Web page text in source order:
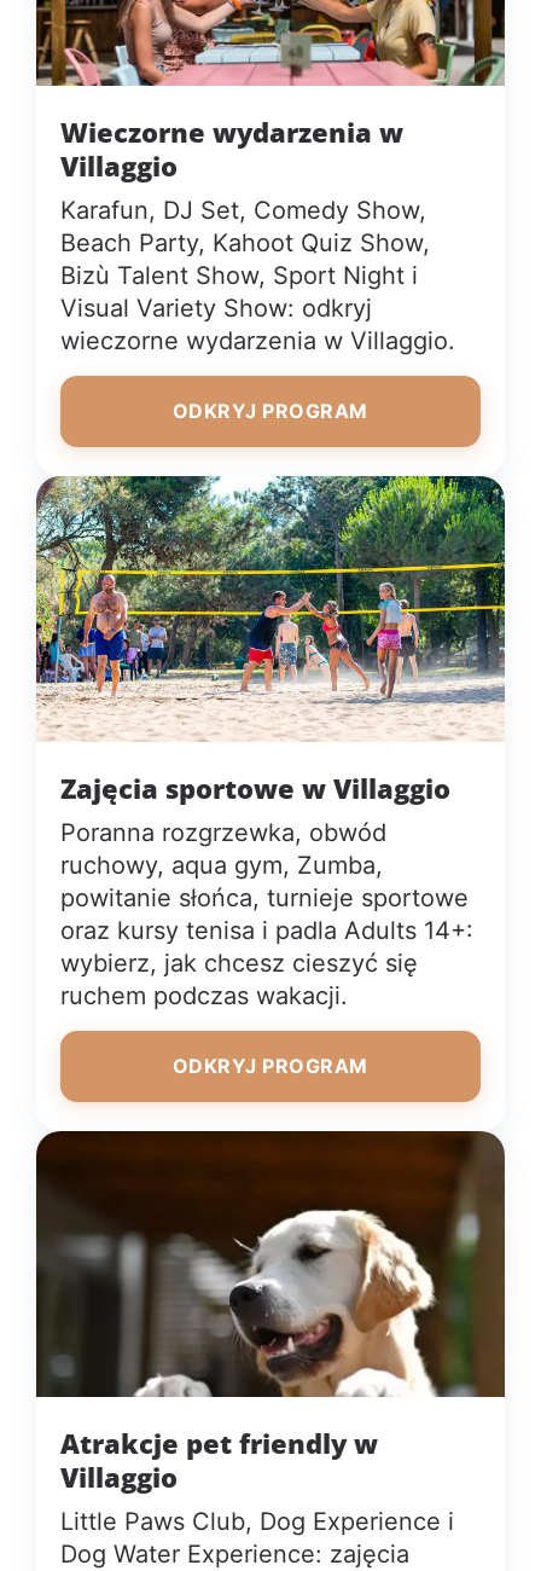
Wieczorne wydarzenia w
Villaggio
Karafun, DJ Set, Comedy Show,
Beach Party, Kahoot Quiz Show,
Bizù Talent Show, Sport Night i
Visual Variety Show: odkryj
wieczorne wydarzenia w Villaggio.
ODKRYJ PROGRAM
Zajęcia sportowe w Villaggio
Poranna rozgrzewka, obwód
ruchowy, aqua gym, Zumba,
powitanie słońca, turnieje sportowe
oraz kursy tenisa i padla Adults 14+:
wybierz, jak chcesz cieszyć się
ruchem podczas wakacji.
ODKRYJ PROGRAM
Atrakcje pet friendly w
Villaggio
Little Paws Club, Dog Experience i
Dog Water Experience: zajęcia